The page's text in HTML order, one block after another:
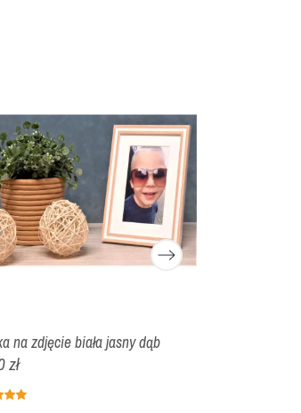
na zdjęcie biała jasny dąb
zł